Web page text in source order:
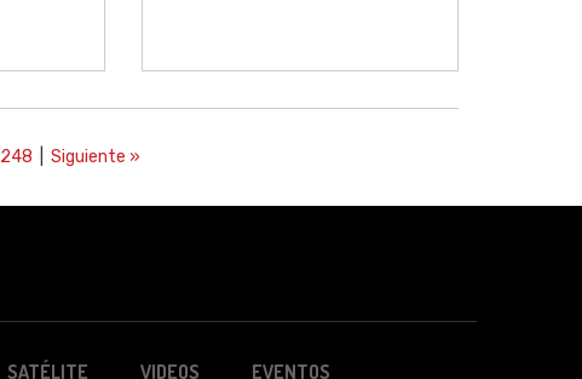
248 Siguiente »
SATÉLITE VIDEOS EVENTOS